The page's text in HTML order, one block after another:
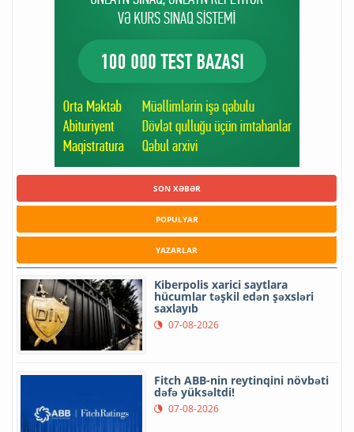
SON XƏBƏR
POPULYAR
YAZARLAR
Kiberpolis xarici saytlara
hücumlar təşkil edən şəxsləri
saxlayıb
07-08-2026
Fitch ABB-nin reytinqini növbəti
dəfə yüksəltdi!
07-08-2026